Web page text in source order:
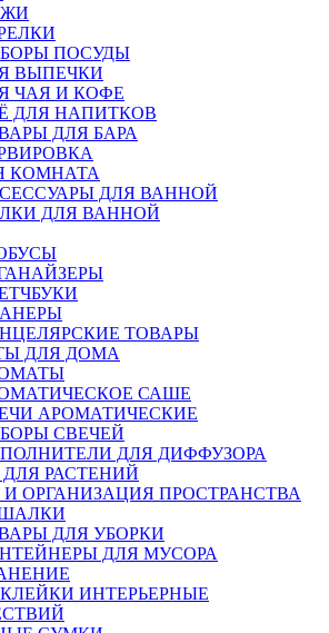
ПОСУДЫ
ВЫПЕЧКИ
ЧАЯ И КОФЕ
ДЛЯ НАПИТКОВ
ДЛЯ БАРА
КОМНАТА
ДЛЯ ВАННОЙ
ДЛЯ ВАННОЙ
ТОВАРЫ
ДЛЯ ДОМА
САШЕ
АРОМАТИЧЕСКИЕ
СВЕЧЕЙ
ДЛЯ ДИФФУЗОРА
РАСТЕНИЙ
И ОРГАНИЗАЦИЯ ПРОСТРАНСТВА
ДЛЯ УБОРКИ
ДЛЯ МУСОРА
ИНТЕРЬЕРНЫЕ